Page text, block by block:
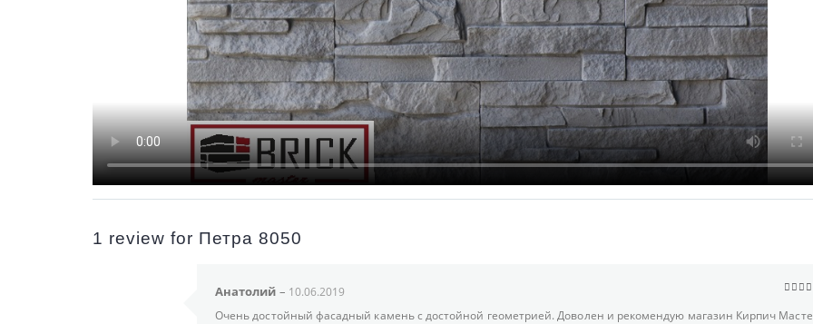
1 review for Петра 8050
Анатолий – 10.06.2019
Очень достойный фасадный камень с достойной геометрией. Доволен и рекомендую магазин Кирпич